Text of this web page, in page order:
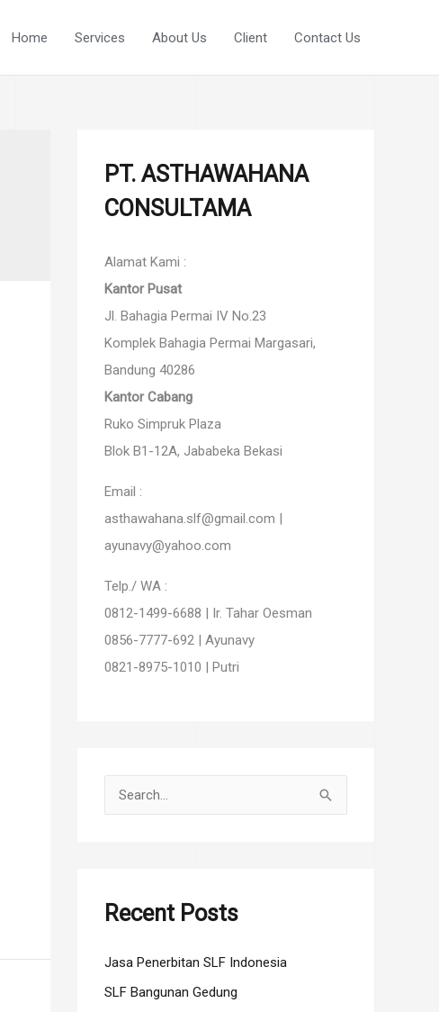
Home Services About Us Client Contact Us
PT. ASTHAWAHANA
CONSULTAMA
Alamat Kami :
Kantor Pusat
Jl. Bahagia Permai IV No.23
Komplek Bahagia Permai Margasari,
Bandung 40286
Kantor Cabang
Ruko Simpruk Plaza
Blok B1-12A, Jababeka Bekasi
Email :
asthawahana.slf@gmail.com |
ayunavy@yahoo.com
Telp./ WA :
0812-1499-6688 | Ir. Tahar Oesman
0856-7777-692 | Ayunavy
0821-8975-1010 | Putri
c
f
o
Recent Posts
Jasa Penerbitan SLF Indonesia
SLF Bangunan Gedung